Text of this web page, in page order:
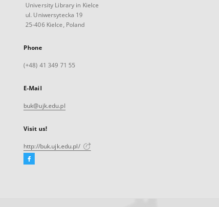
University Library in Kielce
ul. Uniwersytecka 19
25-406 Kielce, Poland
Phone
(+48) 41 349 71 55
E-Mail
buk@ujk.edu.pl
Visit us!
http://buk.ujk.edu.pl/
Facebook